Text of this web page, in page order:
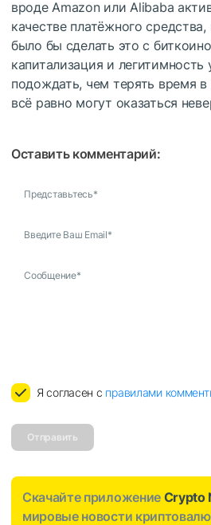
вроде Amazon или Alibaba
качестве платёжного средства,
было бы сделать это с
капитализация и
подождать, чем терять время
всё равно могут оказаться
Оставить комментарий:
Представьтесь*
Введите Ваш Email*
Сообщение*
Я согласен с правилами
Отправить
Скачайте приложение Crypto
мировые новости